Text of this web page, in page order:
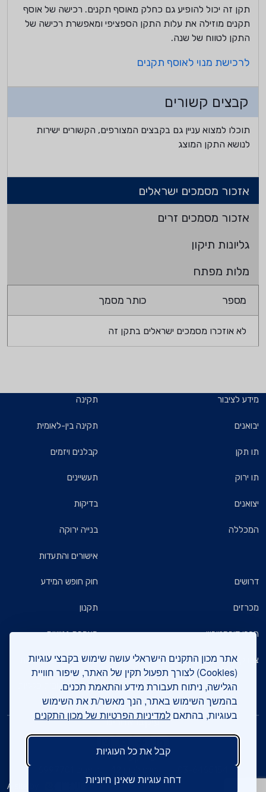
אתר מכון התקנים הישראלי עושה שימוש בקבצי עוגיות
(Cookies) לצורך תפעול תקין של האתר, שיפור חוויית
הגלישה, ניתוח תעבורת מידע והתאמת תכנים.
בהמשך השימוש באתר, הנך מאשר/ת את השימוש
בעוגיות, בהתאם למדיניות הפרטיות של מכון התקנים
קבל את כל העוגיות
דחה עוגיות שאינן חיוניות
תקן זה יכול להופיע גם כחלק מאוסף תקנים. רכישה של אוסף
תקנים מוזילה את עלות התקן הספציפי ומאפשרת רכישה של
התקן לטווח של שנה.
לרכישת מנוי לאוסף תקנים
קבצים קשורים
תוכלו למצוא עניין גם בקבצים המצורפים, הקשורים ישירות
לנושא התקן המוצג
אזכור מסמכים ישראלים
אזכור מסמכים זרים
גליונות תיקון
מלות מפתח
מספר כותר מסמך
לא אוזכרו מסמכים ישראלים בתקן זה
מידע לציבור
יבואנים
תו תקן
תו ירוק
יצואנים
המכללה
תקינה
תקינה בין-לאומית
קבלנים ויזמים
תעשיינים
בדיקות
בנייה ירוקה
אישורים והתעדות
דרושים
מכרזים
חברי דירקטוריון
צרו קשר
חוק חופש המידע
תקנון
הצהרת נגישות
מדיניות הגנת הפרטיות
שאלות ותשובות כלליות
עיקבו אחרינו
צרו קשר